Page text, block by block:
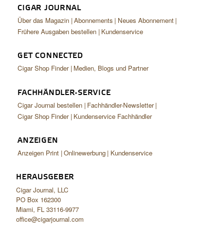
CIGAR JOURNAL
Über das Magazin Abonnements
Neues Abonnement
Frühere Ausgaben bestellen Kundenservice
GET CONNECTED
Cigar Shop Finder Medien, Blogs und Partner
FACHHÄNDLER-SERVICE
Cigar Journal bestellen Fachhändler-Newsletter
Cigar Shop Finder Kundenservice Fachhändler
ANZEIGEN
Anzeigen Print Onlinewerbung Kundenservice
HERAUSGEBER
Cigar Journal, LLC
PO Box 162300
Miami, FL 33116-9977
office@cigarjournal.com